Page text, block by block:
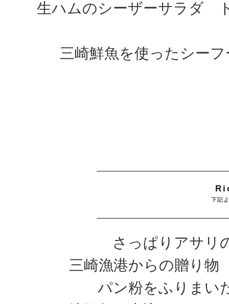
生ハムのシーザーサラダ
三崎鮮魚を使ったシー
下記
さっぱりアサリ
三崎漁港からの贈り
パン粉をふりまい